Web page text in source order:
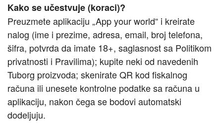
Kako se učestvuje (koraci)?
Preuzmete aplikaciju „App your world“ i kreirate
nalog (ime i prezime, adresa, email, broj telefona,
šifra, potvrda da imate 18+, saglasnost sa Politikom
privatnosti i Pravilima); kupite neki od navedenih
Tuborg proizvoda; skenirate QR kod fiskalnog
računa ili unesete kontrolne podatke sa računa u
aplikaciju, nakon čega se bodovi automatski
dodeljuju.